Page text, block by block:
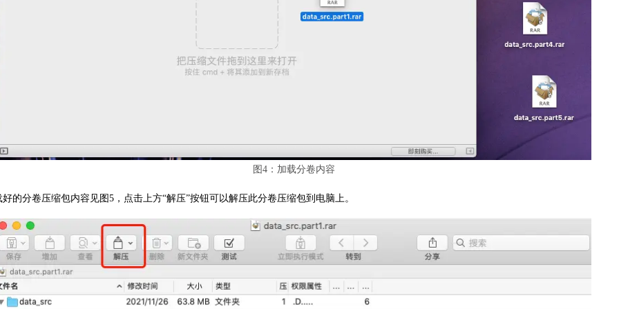
图4：加载分卷内容
好的分卷压缩包内容见图5，点击上方“解压”按钮可以解压此分卷压缩包到电脑上。